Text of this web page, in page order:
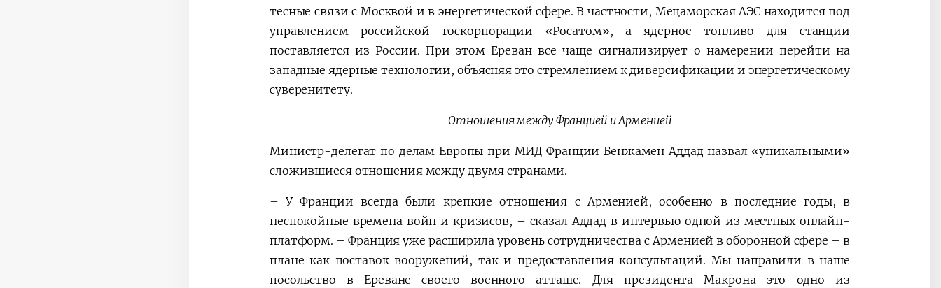
тесные связи с Москвой и в энергетической сфере. В частности, Мецаморская АЭС находится под
управлением российской госкорпорации «Росатом», а ядерное топливо для станции
поставляется из России. При этом Ереван все чаще сигнализирует о намерении перейти на
западные ядерные технологии, объясняя это стремлением к диверсификации и энергетическому
суверенитету.
Отношения между Францией и Арменией
Министр-делегат по делам Европы при МИД Франции Бенжамен Аддад назвал «уникальными»
сложившиеся отношения между двумя странами.
– У Франции всегда были крепкие отношения с Арменией, особенно в последние годы, в
неспокойные времена войн и кризисов, – сказал Аддад в интервью одной из местных онлайн-
платформ. – Франция уже расширила уровень сотрудничества с Арменией в оборонной сфере – в
плане как поставок вооружений, так и предоставления консультаций. Мы направили в наше
посольство в Ереване своего военного атташе. Для президента Макрона это одно из